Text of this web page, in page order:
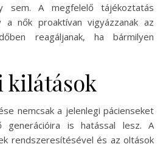
sem. A megfelelő tájékoztatás
a nők proaktívan vigyázzanak az
reagáljanak, ha bármilyen
kilátások
nemcsak a jelenlegi pácienseket
is hatással lesz. A
rendszeresítésével és az oltások